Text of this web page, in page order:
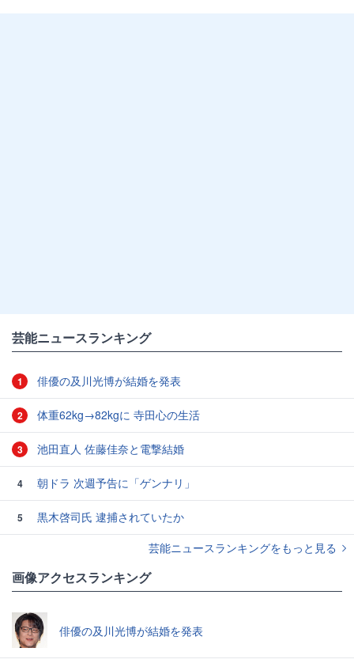
芸能ニュースランキング
1 俳優の及川光博が結婚を発表
2 体重62kg→82kgに 寺田心の生活
3 池田直人 佐藤佳奈と電撃結婚
4 朝ドラ 次週予告に「ゲンナリ」
5
黒木啓司氏 逮捕されていたか
芸能ニュースランキングをもっと見る
画像アクセスランキング
俳優の及川光博が結婚を発表